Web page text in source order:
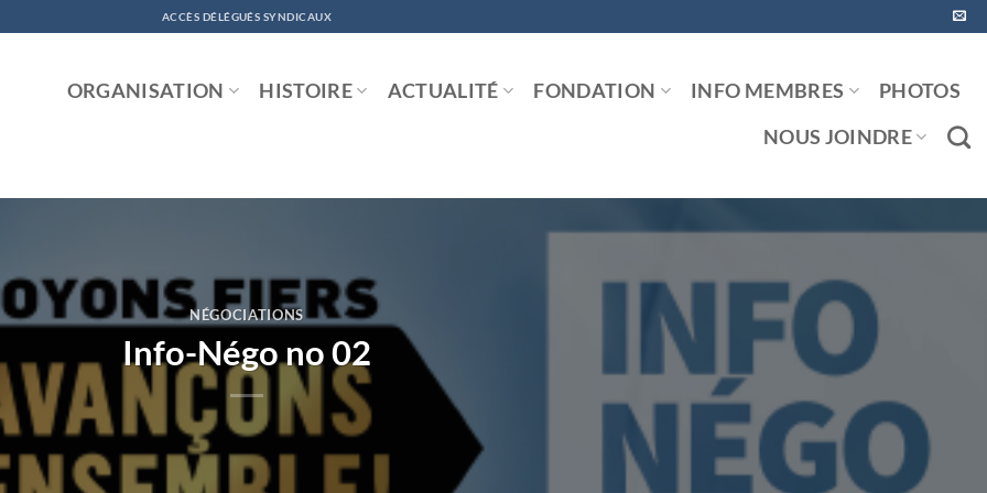
ACCÈS DÉLÉGUÉS SYNDICAUX
ORGANISATION HISTOIRE ACTUALITÉ FONDATION INFO MEMBRES
PHOTOS
NOUS JOINDRE
NÉGOCIATIONS
Info-Négo no 02